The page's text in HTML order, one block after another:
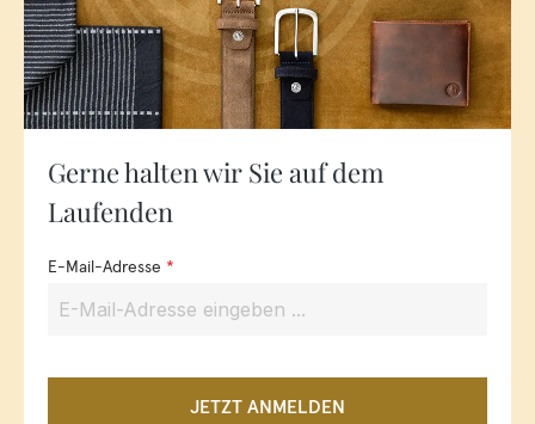
Gerne halten wir Sie auf dem
Laufenden
E-Mail-Adresse *
JETZT ANMELDEN